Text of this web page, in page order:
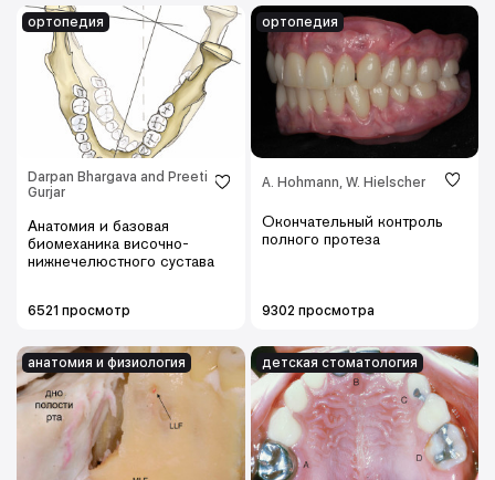
ортопедия
Darpan Bhargava and Preeti
Gurjar
Анатомия и базовая
биомеханика височно-
нижнечелюстного сустава
6521 просмотр
ортопедия
A. Hohmann, W. Hielscher
Окончательный контроль
полного протеза
9302 просмотра
анатомия и физиология детская cтоматология